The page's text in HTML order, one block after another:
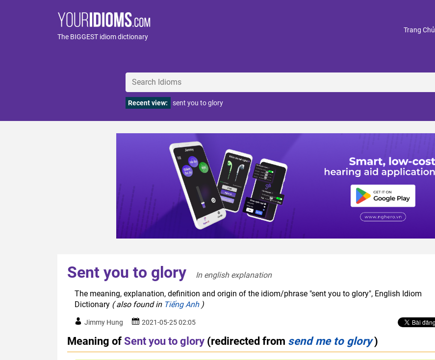
The BIGGEST idiom dictionary
Trang Chủ
Recent view: sent you to glory
Sent you to glory
In english explanation
The meaning, explanation, definition and origin of the idiom/phrase "sent you to glory", English Idiom
Dictionary ( also found in Tiếng Anh)
Jimmy Hung 2021-05-25 02:05
Meaning ofSent you to glory (redirected from send me to glory)